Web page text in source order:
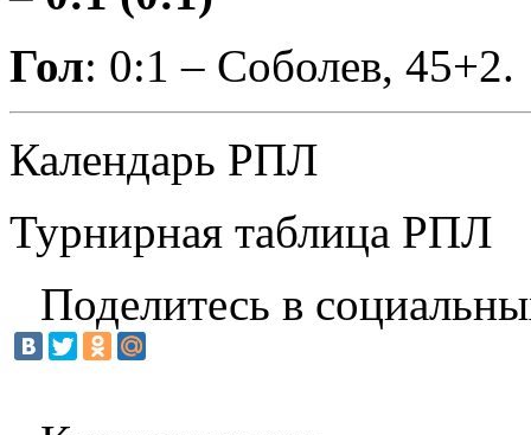
Гол: 0:1 – Соболев, 45+2.
Календарь РПЛ
Турнирная таблица РПЛ
Поделитесь в